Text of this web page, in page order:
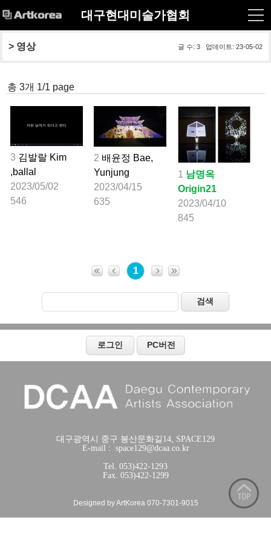
대구현대미술가협회
글 수: 3 업데이트: 23-05-02
> 영상
총 3개 1/1 page
3 김발랄 Kim
,ballal
2023/05/02
546
2 배윤정 Bae,
Yunjung
2023/04/15
635
1 남명옥
Origin21
2023/04/10
845
1
대구광역시 중구 봉산문화길14, SPACE129
E-mail : space129@dcaa.co.kr
Tel. 053)422-1293
Fax. 053)422-1299
Designed by ArtKorea 070-7301-9015